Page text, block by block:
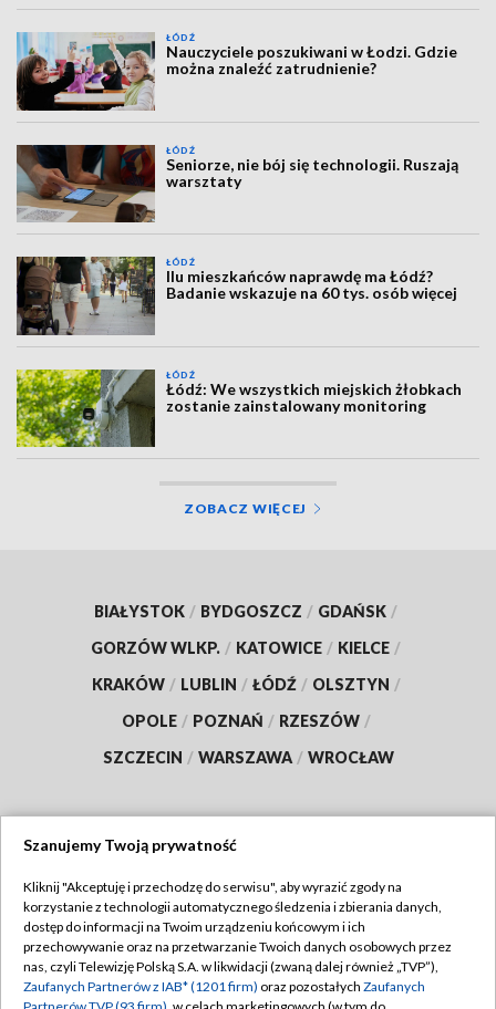
ŁÓDŹ
Nauczyciele poszukiwani w Łodzi. Gdzie
można znaleźć zatrudnienie?
ŁÓDŹ
Seniorze, nie bój się technologii. Ruszają
warsztaty
ŁÓDŹ
Ilu mieszkańców naprawdę ma Łódź?
Badanie wskazuje na 60 tys. osób więcej
ŁÓDŹ
Łódź: We wszystkich miejskich żłobkach
zostanie zainstalowany monitoring
ZOBACZ WIĘCEJ
BIAŁYSTOK / BYDGOSZCZ / GDAŃSK /
GORZÓW WLKP. / KATOWICE / KIELCE /
KRAKÓW / LUBLIN / ŁÓDŹ / OLSZTYN /
OPOLE / POZNAŃ / RZESZÓW /
SZCZECIN / WARSZAWA / WROCŁAW
TVP
Abonament TVP
Emisja w TVP
Regulamin TVP
Polityka prywatności
Szanujemy Twoją prywatność
Kliknij "Akceptuję i przechodzę do serwisu", aby wyrazić zgody na
korzystanie z technologii automatycznego śledzenia i zbierania danych,
dostęp do informacji na Twoim urządzeniu końcowym i ich
przechowywanie oraz na przetwarzanie Twoich danych osobowych przez
nas, czyli Telewizję Polską S.A. w likwidacji (zwaną dalej również „TVP”),
Zaufanych Partnerów z IAB* (1201 firm) oraz pozostałych Zaufanych